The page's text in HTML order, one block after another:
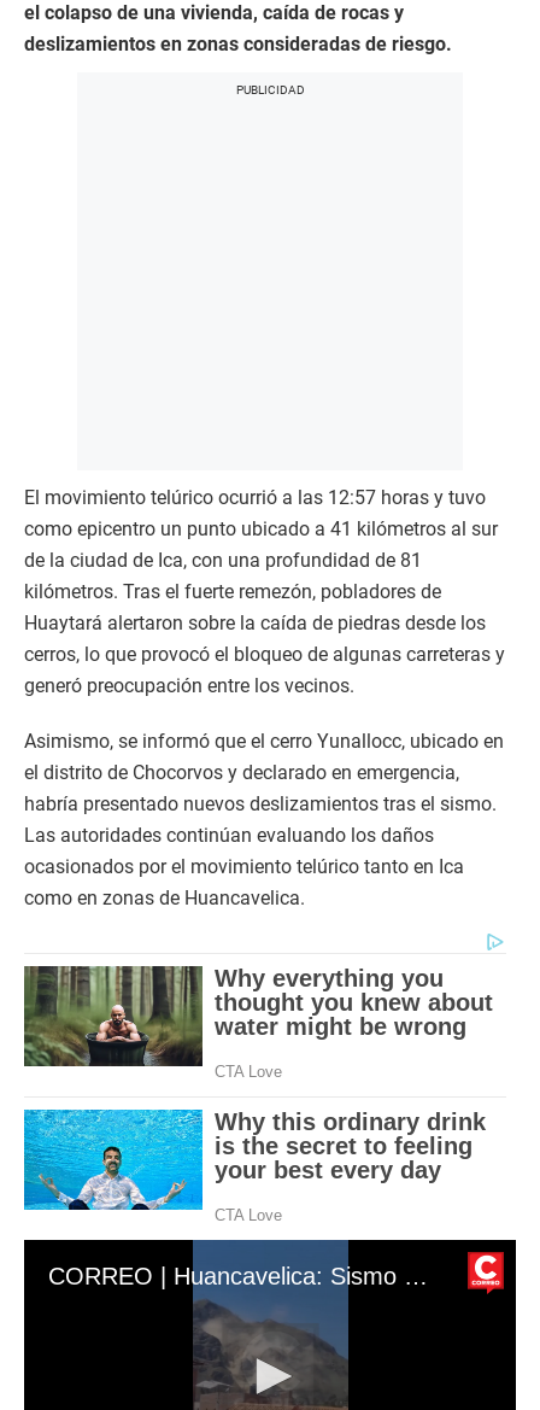
el colapso de una vivienda, caída de rocas y
deslizamientos en zonas consideradas de riesgo.
El movimiento telúrico ocurrió a las 12:57 horas y tuvo
como epicentro un punto ubicado a 41 kilómetros al sur
de la ciudad de Ica, con una profundidad de 81
kilómetros. Tras el fuerte remezón, pobladores de
Huaytará alertaron sobre la caída de piedras desde los
cerros, lo que provocó el bloqueo de algunas carreteras y
generó preocupación entre los vecinos.
Asimismo, se informó que el cerro Yunallocc, ubicado en
el distrito de Chocorvos y declarado en emergencia,
habría presentado nuevos deslizamientos tras el sismo.
Las autoridades continúan evaluando los daños
ocasionados por el movimiento telúrico tanto en Ica
como en zonas de Huancavelica.
CORREO | Huancavelica: Sismo de 6.1 provoca deslizamientos y colapso de vivienda en Huaytará